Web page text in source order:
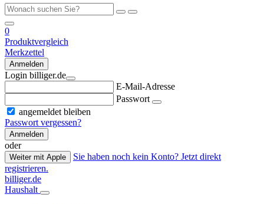
0
Produktvergleich
Merkzettel
Anmelden
Login billiger.de
E-Mail-Adresse
Passwort
angemeldet bleiben
Passwort vergessen?
Anmelden
oder
Weiter mit Apple
Sie haben noch kein Konto? Jetzt direkt
registrieren.
billiger.de
Haushalt